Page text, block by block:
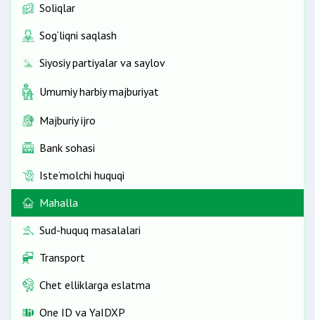
Soliqlar
Sog‘liqni saqlash
Siyosiy partiyalar va saylov
Umumiy harbiy majburiyat
Majburiy ijro
Bank sohasi
Iste’molchi huquqi
Mahalla
Sud-huquq masalalari
Transport
Chet elliklarga eslatma
One ID vа YaIDXP